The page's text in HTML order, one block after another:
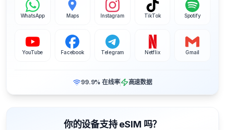
WhatsApp Maps Instagram TikTok Spotify
YouTube Facebook Telegram Netflix Gmail
99.9% 在线率 高速数据
你的设备支持 eSIM 吗？